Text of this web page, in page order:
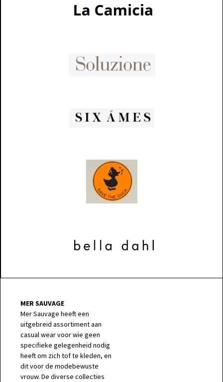
MER SAUVAGE
Mer Sauvage heeft een
uitgebreid assortiment aan
casual wear voor wie geen
specifieke gelegenheid nodig
heeft om zich tof te kleden, en
dit voor de modebewuste
vrouw. De diverse collecties